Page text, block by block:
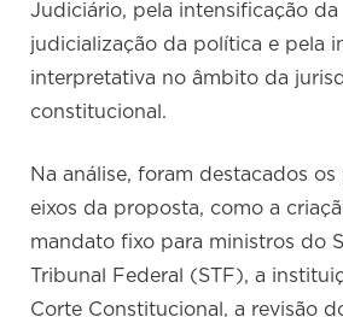
Judiciário, pela intensificação da
judicialização da política e pela
interpretativa no âmbito da
constitucional.
Na análise, foram destacados
eixos da proposta, como a
mandato fixo para ministros do
Tribunal Federal (STF), a
Corte Constitucional, a revisão